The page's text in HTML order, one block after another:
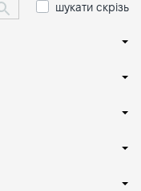
шукати скрізь